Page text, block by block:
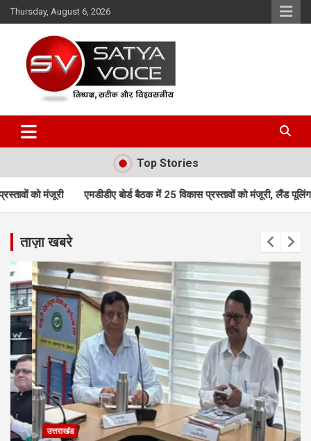
Skip
to
Thursday, August 6, 2026
Satya Voice
Top Stories
बोर्ड बैठक में 25 विकास प्रस्तावों को मंजूरी, लैंड पूलिंग, पर्यटन, होटल,
ताज़ा खबरे
उत्तराखंड